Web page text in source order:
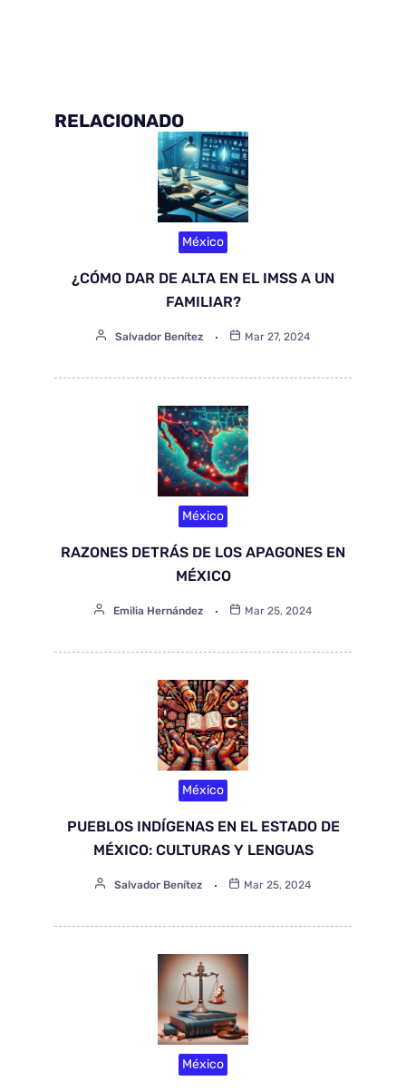
RELACIONADO
México
¿CÓMO DAR DE ALTA EN EL IMSS A UN
FAMILIAR?
Salvador Benítez Mar 27, 2024
México
RAZONES DETRÁS DE LOS APAGONES EN
MÉXICO
Emilia Hernández Mar 25, 2024
México
PUEBLOS INDÍGENAS EN EL ESTADO DE
MÉXICO: CULTURAS Y LENGUAS
Salvador Benítez Mar 25, 2024
México